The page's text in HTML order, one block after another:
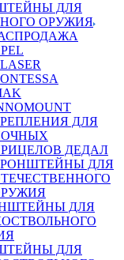
ДЛЯ
ОРУЖИЯ
ДЛЯ
ДЕДАЛ
ДЛЯ
ДЛЯ